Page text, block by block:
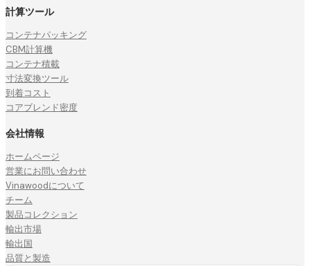
計算ツール
コンテナパッキング
CBM計算機
コンテナ積載
寸法変換ツール
到着コスト
コアブレンド密度
会社情報
ホームページ
営業にお問い合わせ
Vinawoodについて
チーム
製品コレクション
輸出市場
輸出国
品質と製造